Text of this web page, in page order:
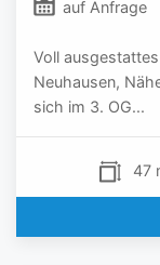
auf Anfrage
Voll
Neuhausen,
sich im 3. OG...
47